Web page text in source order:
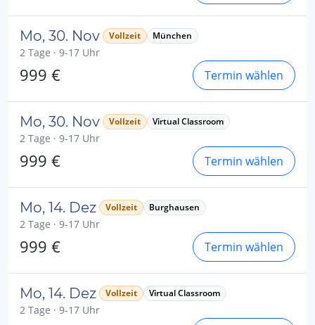
Mo, 30. Nov Vollzeit München
2 Tage · 9-17 Uhr
999 € Termin wählen
Mo, 30. Nov Vollzeit Virtual Classroom
2 Tage · 9-17 Uhr
999 € Termin wählen
Mo, 14. Dez Vollzeit Burghausen
2 Tage · 9-17 Uhr
999 € Termin wählen
Mo, 14. Dez Vollzeit Virtual Classroom
2 Tage · 9-17 Uhr